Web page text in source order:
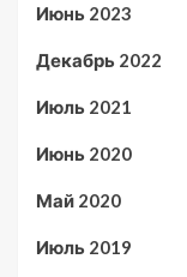
Июнь 2023
Декабрь 2022
Июль 2021
Июнь 2020
Май 2020
Июль 2019